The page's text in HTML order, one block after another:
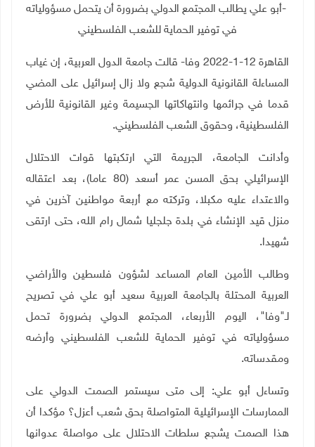
-أبو علي يطالب المجتمع الدولي بضرورة أن يتحمل مسؤولياته
في توفير الحماية للشعب الفلسطيني
القاهرة 12-1-2022 وفا- قالت جامعة الدول العربية، إن غياب
المساءلة القانونية الدولية شجع ولا زال إسرائيل على المضي
قدما في جرائمها وانتهاكاتها الجسيمة وغير القانونية للأرض
الفلسطينية، وحقوق الشعب الفلسطيني.
وأدانت الجامعة، الجريمة التي ارتكبتها قوات الاحتلال
الإسرائيلي بحق المسن عمر أسعد (80 عاما)، بعد اعتقاله
والاعتداء عليه مكبلا، وتركته مع أربعة مواطنين آخرين في
منزل قيد الإنشاء في بلدة جلجليا شمال رام الله، حتى ارتقى
شهيدا.
وطالب الأمين العام المساعد لشؤون فلسطين والأراضي
العربية المحتلة بالجامعة العربية سعيد أبو علي في تصريح
لـ"وفا"، اليوم الأربعاء، المجتمع الدولي بضرورة تحمل
مسؤولياته في توفير الحماية للشعب الفلسطيني وأرضه
ومقدساته.
وتساءل أبو علي: إلى متى سيستمر الصمت الدولي على
الممارسات الإسرائيلية المتواصلة بحق شعب أعزل؟ مؤكدا أن
هذا الصمت يشجع سلطات الاحتلال على مواصلة عدوانها